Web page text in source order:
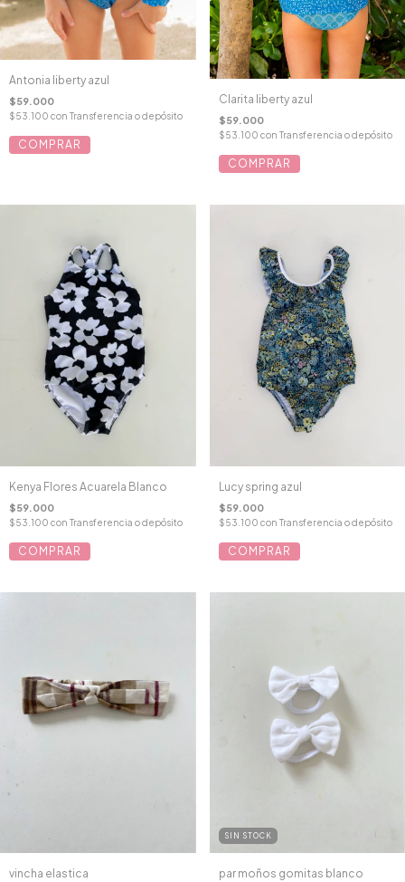
Antonia liberty azul
$59.000
$53.100 con Transferencia o depósito
COMPRAR
Clarita liberty azul
$59.000
$53.100 con Transferencia o depósito
COMPRAR
Kenya Flores Acuarela Blanco
$59.000
$53.100 con Transferencia o depósito
COMPRAR
Lucy spring azul
$59.000
$53.100 con Transferencia o depósito
COMPRAR
vincha elastica
SIN STOCK
par moños gomitas blanco